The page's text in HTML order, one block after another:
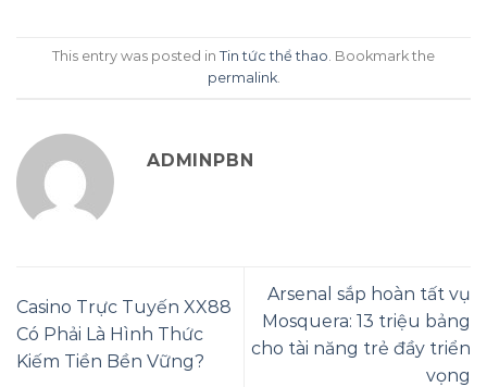
This entry was posted in Tin tức thể thao . Bookmark the
permalink.
ADMINPBN
Casino Trực Tuyến XX88
Có Phải Là Hình Thức
Kiếm Tiền Bền Vững?
Arsenal sắp hoàn tất vụ
Mosquera: 13 triệu bảng
cho tài năng trẻ đầy triển
vọng